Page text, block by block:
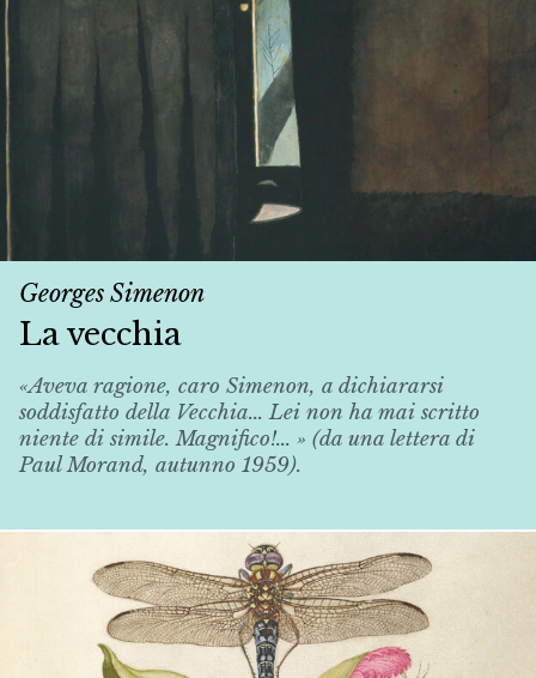
Georges Simenon
La vecchia
«Aveva ragione, caro Simenon, a dichiararsi
soddisfatto della Vecchia... Lei non ha mai scritto
niente di simile. Magnifico!... » (da una lettera di
Paul Morand, autunno 1959).